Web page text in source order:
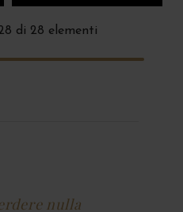
di 28 elementi
nulla